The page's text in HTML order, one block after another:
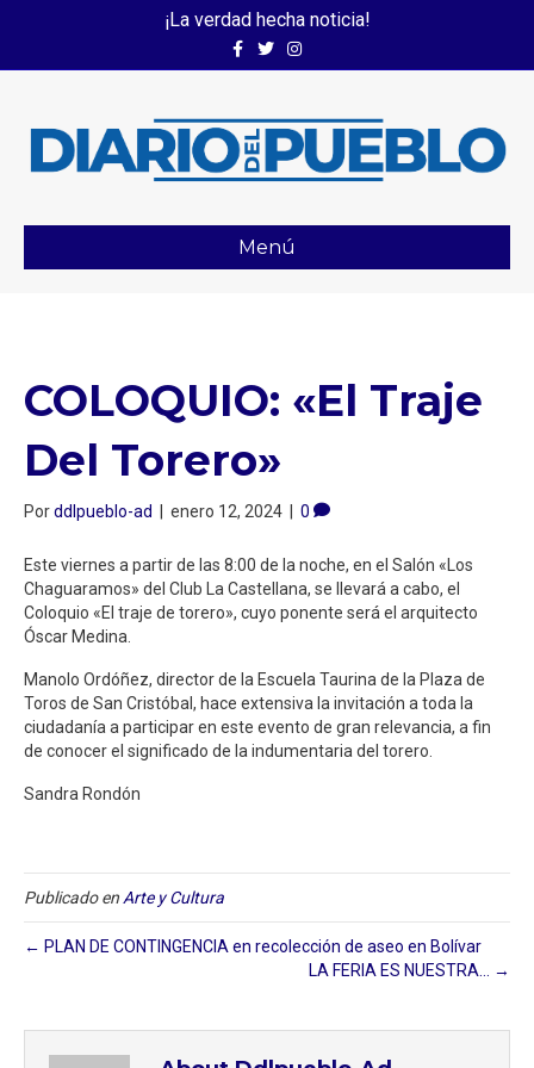
¡La verdad hecha noticia!
FacebookTwitterInstagram
Menú
COLOQUIO: «El Traje
Del Torero»
Porddlpueblo-ad | enero 12, 2024 | 0
Este viernes a partir de las 8:00 de la noche, en el Salón «Los
Chaguaramos» del Club La Castellana, se llevará a cabo, el
Coloquio «El traje de torero», cuyo ponente será el arquitecto
Óscar Medina.
Manolo Ordóñez, director de la Escuela Taurina de la Plaza de
Toros de San Cristóbal, hace extensiva la invitación a toda la
ciudadanía a participar en este evento de gran relevancia, a fin
de conocer el significado de la indumentaria del torero.
Sandra Rondón
Publicado en Arte y Cultura
← PLAN DE CONTINGENCIA en recolección de aseo en Bolívar
LA FERIA ES NUESTRA… →